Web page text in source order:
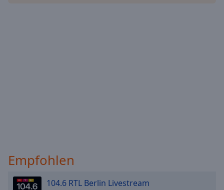
Empfohlen
104.6 RTL Berlin Livestream